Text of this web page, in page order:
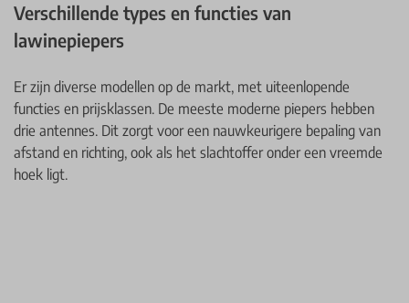
Verschillende types en functies van
lawinepiepers
Er zijn diverse modellen op de markt, met uiteenlopende
functies en prijsklassen. De meeste moderne piepers hebben
drie antennes. Dit zorgt voor een nauwkeurigere bepaling van
afstand en richting, ook als het slachtoffer onder een vreemde
hoek ligt.